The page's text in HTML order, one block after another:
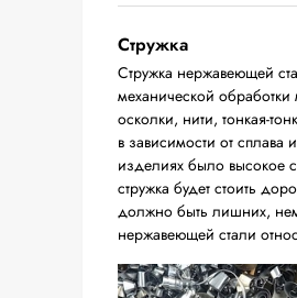
Стружка
Стружка нержавеющей
механической
осколки, нити, тонкая-
в зависимости от
изделиях было высокое
стружка будет стоить
должно быть лишних,
нержавеющей стали